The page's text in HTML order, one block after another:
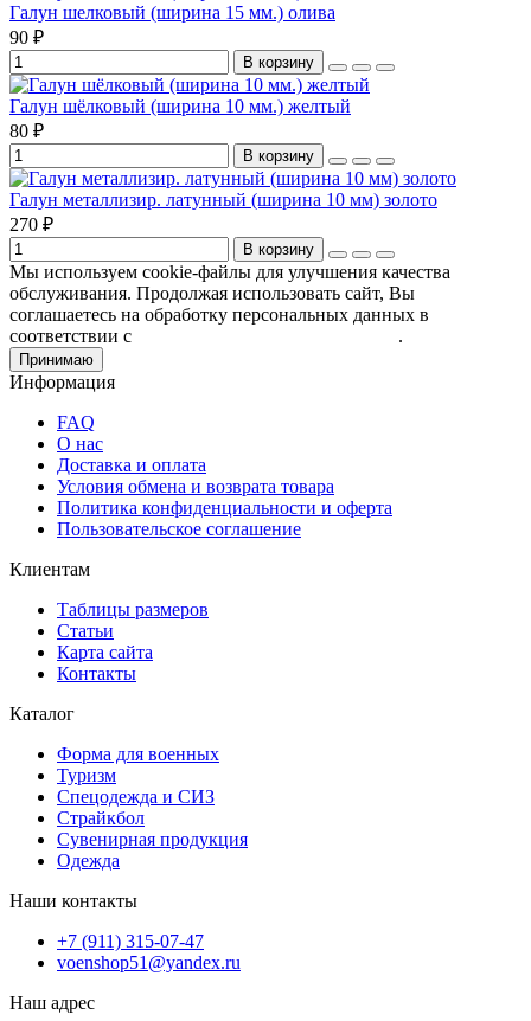
Галун шелковый (ширина 15 мм.) олива
90 ₽
В корзину
Галун шёлковый (ширина 10 мм.) желтый
80 ₽
В корзину
Галун металлизир. латунный (ширина 10 мм) золото
270 ₽
В корзину
Мы используем cookie-файлы для улучшения качества
обслуживания. Продолжая использовать сайт, Вы
соглашаетесь на обработку персональных данных в
соответствии с
.
Принимаю
Информация
FAQ
О нас
Доставка и оплата
Условия обмена и возврата товара
Политика конфиденциальности и оферта
Пользовательское соглашение
Клиентам
Таблицы размеров
Статьи
Карта сайта
Контакты
Каталог
Форма для военных
Туризм
Спецодежда и СИЗ
Страйкбол
Сувенирная продукция
Одежда
Наши контакты
+7 (911) 315-07-47
voenshop51@yandex.ru
Наш адрес